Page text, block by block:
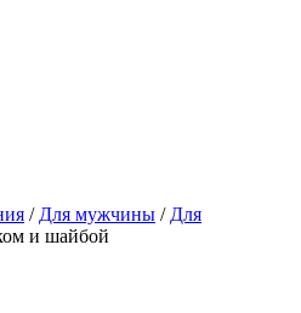
/ Для мужчины / Для
и шайбой